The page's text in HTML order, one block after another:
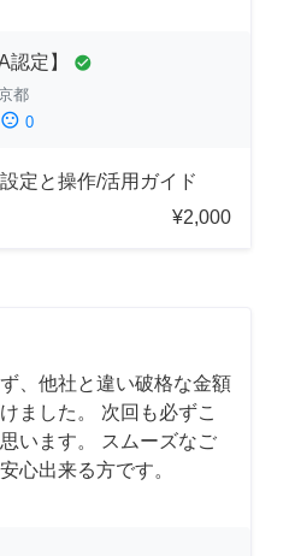
定】 check_circle
都
sentiment_dissatisfied 0
定と操作/活用ガイド
¥2,000
、他社と違い破格な金額
ました。 次回も必ずこ
います。 スムーズなご
心出来る方です。